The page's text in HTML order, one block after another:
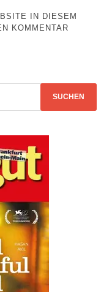
IN DIESEM
KOMMENTAR